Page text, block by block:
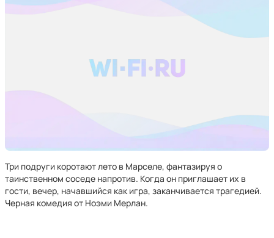
Три подруги коротают лето в Марселе, фантазируя о
таинственном соседе напротив. Когда он приглашает их в
гости, вечер, начавшийся как игра, заканчивается трагедией.
Черная комедия от Ноэми Мерлан.